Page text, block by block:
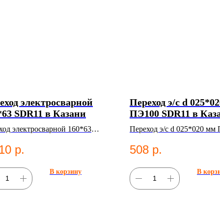
электросварной
SDR11 в Казани
электросварной 160*63
р.
В корзину
Переход э/с d
ПЭ100 SDR11 в
Переход э/с d 025*020 мм
водоснабжения.
508 р.
В